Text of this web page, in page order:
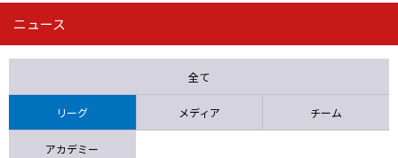
第16節 09/05 (土) 15:00
ニッパツ 石人の星
ニュース
全て
リーグ メディア チーム
アカデミー